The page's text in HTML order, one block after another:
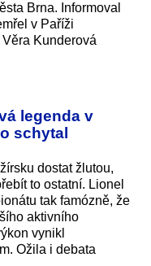
Brna. Informoval
v Paříži
Kunderová
legenda v
schytal
dostat žlutou,
to ostatní. Lionel
tak famózně, že
aktivního
vynikl
Ožila i debata